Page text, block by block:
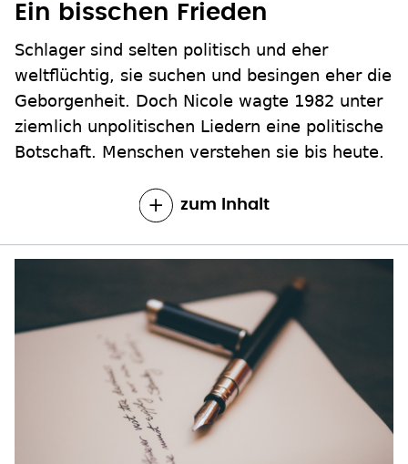
Ein bisschen Frieden
Schlager sind selten politisch und eher
weltflüchtig, sie suchen und besingen eher die
Geborgenheit. Doch Nicole wagte 1982 unter
ziemlich unpolitischen Liedern eine politische
Botschaft. Menschen verstehen sie bis heute.
zum Inhalt